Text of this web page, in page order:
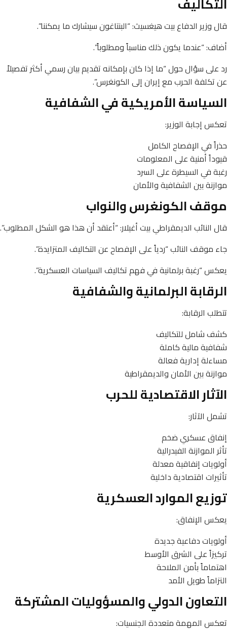
قال وزير الدفاع بيت هيغسيث: “البنتاغون سيشارك ما يمكننا”.
أضاف: “عندما يكون ذلك مناسباً ومطلوباً”.
رد على سؤال حول “ما إذا كان بإمكانه تقديم بيان رسمي أكثر تفصيلاً
عن تكلفة الحرب مع إيران إلى الكونغرس”.
السياسة الأمريكية في الشفافية
تعكس إجابة الوزير:
حذراً في الإفصاح الكامل
قيوداً أمنية على المعلومات
رغبة في السيطرة على السرد
موازنة بين الشفافية والأمان
موقف الكونغرس والنواب
قال النائب الديمقراطي بيت أغيلار: “أعتقد أن هذا هو الشكل المطلوب”.
جاء موقف النائب “ردياً على الإفصاح عن التكاليف المتزايدة”.
يعكس “رغبة برلمانية في فهم تكاليف السياسات العسكرية”.
الرقابة البرلمانية والشفافية
تتطلب الرقابة:
كشف شامل للتكاليف
شفافية مالية كاملة
مساءلة إدارية فعالة
موازنة بين الأمان والديمقراطية
الآثار الاقتصادية للحرب
تشمل الآثار:
إنفاق عسكري ضخم
تأثر الموازنة الفيدرالية
أولويات إنفاقية معدلة
تأثيرات اقتصادية داخلية
توزيع الموارد العسكرية
يعكس الإنفاق:
أولويات دفاعية جديدة
تركيزاً على الشرق الأوسط
اهتماماً بأمن الملاحة
التزاماً طويل الأمد
التعاون الدولي والمسؤوليات المشتركة
تعكس المهمة متعددة الجنسيات: